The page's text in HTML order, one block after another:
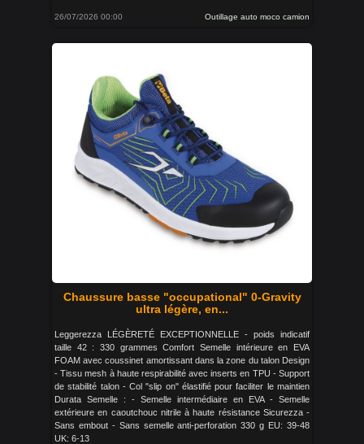
26/07/2026 00:00 Outillage auto moco camion
Chaussure basse "occupational" 0-Gravity
ultra légère, en...
Leggerezza LÉGÈRETÉ EXCEPTIONNELLE - poids indicatif
taille 42 : 330 grammes Comfort Semelle intérieure en EVA
FOAM avec coussinet amortissant dans la zone du talon Design
- Tissu mesh à haute respirabilité avec inserts en TPU - Support
de stabilité talon - Col "slip on" élastifié pour faciliter le maintien
Durata Semelle : - Semelle intermédiaire en EVA - Semelle
extérieure en caoutchouc nitrile à haute résistance Sicurezza -
Sans embout - Sans semelle anti-perforation 330 g EU: 39-48
UK: 6-13